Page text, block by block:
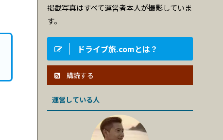
掲載写真はすべて運営者本人が撮影していま
す。
ドライブ旅.comとは？
購読する
運営している人